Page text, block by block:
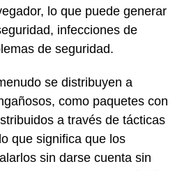
lo que puede generar
infecciones de
de seguridad.
se distribuyen a
como paquetes con
a través de tácticas
que significa que los
sin darse cuenta sin